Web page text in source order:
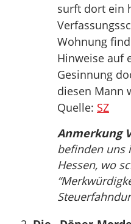
surft dort ein
Wohnung
Hinweise auf
Gesinnung
diesen Mann
Quelle: SZ
Anmerkung
befinden uns
Hessen, wo